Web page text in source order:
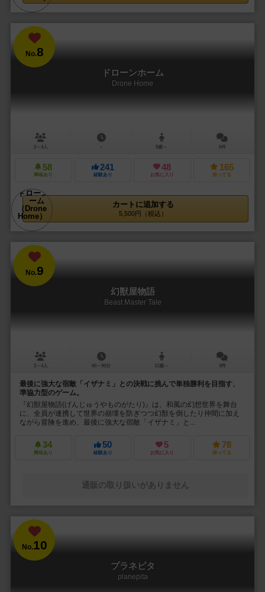
No.8
ドローンホーム
Drone Home
2～4人 － 8歳～ 6件
58
興味あり
241
経験あり
48
お気に入り
165
持ってる
カートに追加する
5,500円（税込）
No.9
幻獣屋物語
Beast Master Tale
2～4人 60～90分 12歳～ 3件
最後に強大な宿敵「イザナミ」との決戦に挑んで単独勝利を目指す、
準協力型のゲーム。
『幻獣屋物語(げんじゅうやものがたり)』は、和風の幻想世界を舞台
に、全員が連携して世界の崩壊を防ぎつつ幻獣を倒したり仲間に加え
ながら冒険を進め、最後に強大な宿敵「イザナミ」と...
34
興味あり
50
経験あり
5
お気に入り
78
持ってる
通販の取り扱いがありません
No.10
プラネピタ
planepita